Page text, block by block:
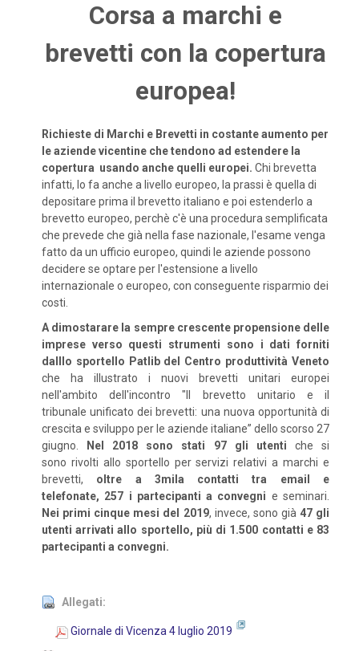
Corsa a marchi e
brevetti con la copertura
europea!
Richieste di Marchi e Brevetti in costante aumento per
le aziende vicentine che tendono ad estendere la
copertura usando anche quelli europei. Chi brevetta
infatti, lo fa anche a livello europeo, la prassi è quella di
depositare prima il brevetto italiano e poi estenderlo a
brevetto europeo, perchè c'è una procedura semplificata
che prevede che già nella fase nazionale, l'esame venga
fatto da un ufficio europeo, quindi le aziende possono
decidere se optare per l'estensione a livello
internazionale o europeo, con conseguente risparmio dei
costi.
A dimostarare la sempre crescente propensione delle
imprese verso questi strumenti sono i dati forniti
dalllo sportello Patlib del Centro produttività Veneto
che ha illustrato i nuovi brevetti unitari europei
nell'ambito dell'incontro "Il brevetto unitario e il
tribunale unificato dei brevetti: una nuova opportunità di
crescita e sviluppo per le aziende italiane” dello scorso 27
giugno.
Nel 2018 sono stati 97 gli utenti che si
sono rivolti allo sportello per servizi relativi a marchi e
brevetti, oltre a 3mila contatti tra email e
telefonate, 257 i partecipanti a convegni e seminari.
Nei primi cinque mesi del 2019, invece, sono già 47 gli
utenti arrivati allo sportello, più di 1.500 contatti e 83
partecipanti a convegni.
Allegati:
Giornale di Vicenza 4 luglio 2019